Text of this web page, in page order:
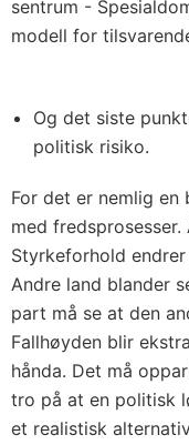
sentrum -
modell for
Og det siste
politisk risiko.
For det er nemlig
med
Styrkeforhold
Andre land blander
part må se at den
Fallhøyden blir
hånda. Det må
tro på at en politisk
et realistisk